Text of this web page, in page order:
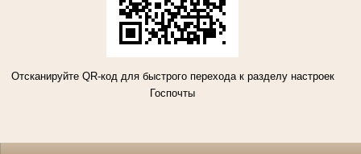
Отсканируйте QR-код для быстрого перехода к разделу настроек
Госпочты